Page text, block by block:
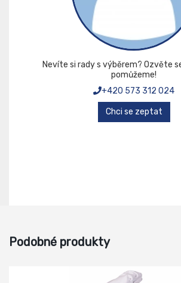
Nevíte si rady s výběrem? Ozvěte
pomůžeme!
+420 573 312 024
Chci se zeptat
Podobné produkty